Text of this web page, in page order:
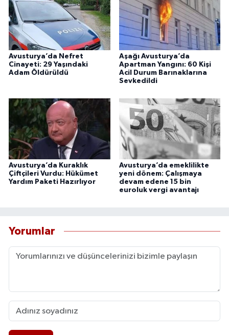
Avusturya’da Nefret
Cinayeti: 29 Yaşındaki
Adam Öldürüldü
Aşağı Avusturya’da
Apartman Yangını: 60 Kişi
Acil Durum Barınaklarına
Sevkedildi
Avusturya’da Kuraklık
Çiftçileri Vurdu: Hükümet
Yardım Paketi Hazırlıyor
Avusturya’da emeklilikte
yeni dönem: Çalışmaya
devam edene 15 bin
euroluk vergi avantajı
Yorumlar